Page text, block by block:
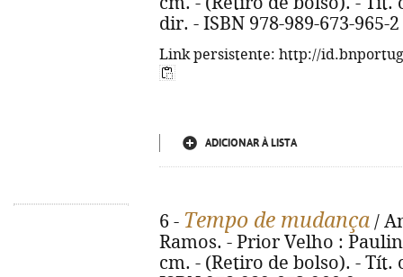
dir. - ISBN 978-989-673-965-2
Link persistente: http://
ADICIONAR À LISTA
6 - Tempo de mudança /
Ramos. - Prior Velho :
cm. - (Retiro de bolso). -